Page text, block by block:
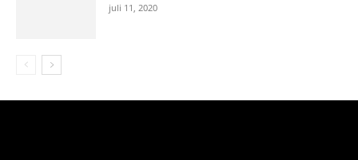
juli 11, 2020